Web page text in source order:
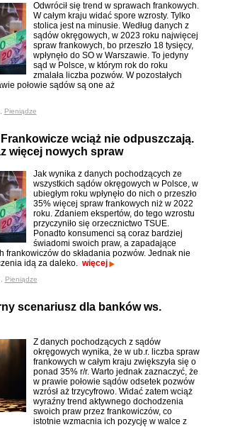
Odwrócił się trend w sprawach frankowych.
W całym kraju widać spore wzrosty. Tylko
stolica jest na minusie. Według danych z
sądów okręgowych, w 2023 roku najwięcej
spraw frankowych, bo przeszło 18 tysięcy,
wpłynęło do SO w Warszawie. To jedyny
sąd w Polsce, w którym rok do roku
zmalała liczba pozwów. W pozostałych
połowie sądów są one aż
Pieniądze
wciąż nie odpuszczają.
więcej nowych spraw
Jak wynika z danych pochodzących ze
wszystkich sądów okręgowych w Polsce, w
ubiegłym roku wpłynęło do nich o przeszło
35% więcej spraw frankowych niż w 2022
roku. Zdaniem ekspertów, do tego wzrostu
przyczyniło się orzecznictwo TSUE.
Ponadto konsumenci są coraz bardziej
świadomi swoich praw, a zapadające
frankowiczów do składania pozwów. Jednak nie
idą za daleko. więcej
Pieniądze
scenariusz dla banków ws.
Z danych pochodzących z sądów
okręgowych wynika, że w ub.r. liczba spraw
frankowych w całym kraju zwiększyła się o
ponad 35% r/r. Warto jednak zaznaczyć, że
w prawie połowie sądów odsetek pozwów
wzrósł aż trzycyfrowo. Widać zatem wciąż
wyraźny trend aktywnego dochodzenia
swoich praw przez frankowiczów, co
istotnie wzmacnia ich pozycję w walce z